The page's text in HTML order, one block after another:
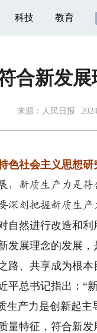
科技 教育
合新发
来源： 人民日报
社会主义思想研
，新质生产力是
刻把握新质生产
然进行改造和利
展理念的发展，
路、共享成为根
平总书记指出：“
生产力是创新起
量特征，符合新